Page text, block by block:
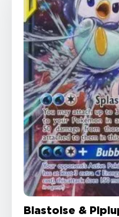
Blastoise &